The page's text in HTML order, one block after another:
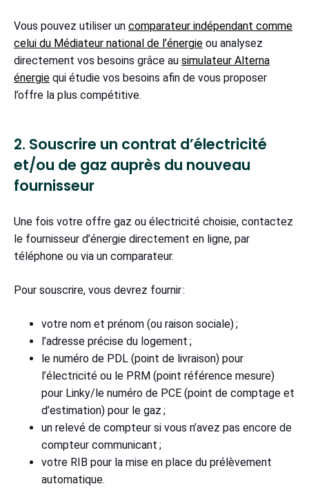
Vous pouvez utiliser un comparateur indépendant comme
celui du Médiateur national de l’énergie ou analysez
directement vos besoins grâce au simulateur Alterna
énergie qui étudie vos besoins afin de vous proposer
l’offre la plus compétitive.
2. Souscrire un contrat d’électricité
et/ou de gaz auprès du nouveau
fournisseur
Une fois votre offre gaz ou électricité choisie, contactez
le fournisseur d’énergie directement en ligne, par
téléphone ou via un comparateur.
Pour souscrire, vous devrez fournir :
votre nom et prénom (ou raison sociale) ;
l’adresse précise du logement ;
le numéro de PDL (point de livraison) pour
l’électricité ou le PRM (point référence mesure)
pour Linky/le numéro de PCE (point de comptage et
d’estimation) pour le gaz ;
un relevé de compteur si vous n’avez pas encore de
compteur communicant ;
votre RIB pour la mise en place du prélèvement
automatique.